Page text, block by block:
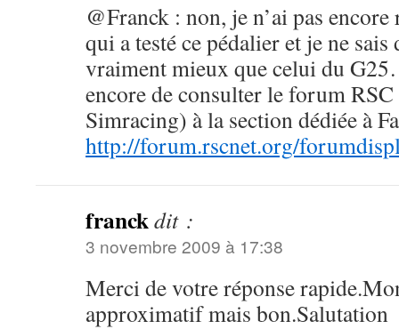
@Franck : non, je n’ai pas
qui a testé ce pédalier et je ne sais
vraiment mieux que celui du
encore de consulter le forum
Simracing) à la section dédiée à
http://forum.rscnet.org/
franckdit :
3 novembre 2009 à 17:38
Merci de votre réponse
approximatif mais bon.Salutation